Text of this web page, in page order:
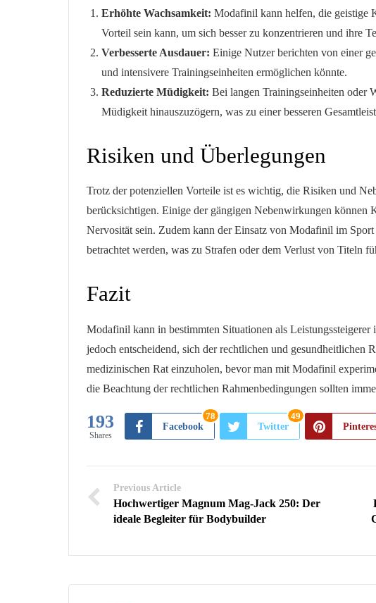
Erhöhte Wachsamkeit: Modafinil kann helfen, die geistige
Vorteil sein kann, um sich besser zu konzentrieren und ihre
Verbesserte Ausdauer: Einige Nutzer berichten von einer
und intensivere Trainingseinheiten ermöglichen könnte.
Reduzierte Müdigkeit: Bei langen Trainingseinheiten oder
Müdigkeit hinauszuzögern, was zu einer besseren
Risiken und Überlegungen
Trotz der potenziellen Vorteile ist es wichtig, die Risiken und
berücksichtigen. Einige der gängigen Nebenwirkungen können
Nervosität sein. Zudem kann der Einsatz von Modafinil im
betrachtet werden, was zu Strafen oder dem Verlust von Titeln
Fazit
Modafinil kann in bestimmten Situationen als
jedoch entscheidend, sich der rechtlichen und gesundheitlichen
medizinischen Rat einzuholen, bevor man mit Modafinil
die Beachtung der rechtlichen Rahmenbedingungen sollten
193
Shares
Facebook
78
Twitter
49
Previous Article
Hochwertiger Magnum Mag-Jack 250: Der
ideale Begleiter für Bodybuilder